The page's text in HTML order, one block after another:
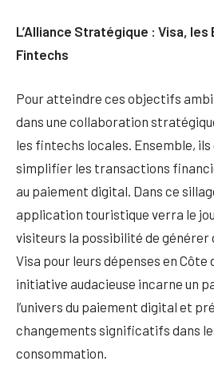
L’Alliance Stratégique : Visa, les
Fintechs
Pour atteindre ces objectifs
dans une collaboration
les fintechs locales. Ensemble,
simplifier les transactions
au paiement digital. Dans ce
application touristique verra le
visiteurs la possibilité de
Visa pour leurs dépenses en Côte
initiative audacieuse incarne un
l’univers du paiement digital et
changements significatifs dans
consommation.